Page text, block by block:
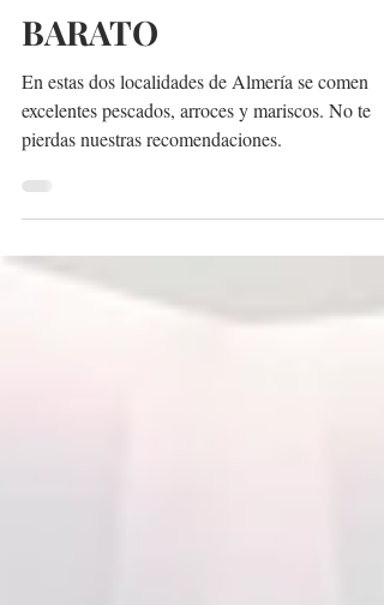
MOJÁCAR Y
GARRUCHA, DONDE
COMER BIEN Y
BARATO
pierdas nuestras recomendaciones.